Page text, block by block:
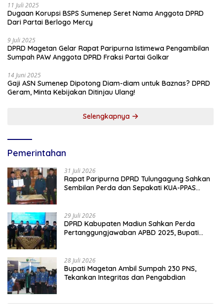
11 Juli 2025
Dugaan Korupsi BSPS Sumenep Seret Nama Anggota DPRD
Dari Partai Berlogo Mercy
9 Juli 2025
DPRD Magetan Gelar Rapat Paripurna Istimewa Pengambilan
Sumpah PAW Anggota DPRD Fraksi Partai Golkar
14 Juni 2025
Gaji ASN Sumenep Dipotong Diam-diam untuk Baznas? DPRD
Geram, Minta Kebijakan Ditinjau Ulang!
Selengkapnya
Pemerintahan
31 Juli 2026
Rapat Paripurna DPRD Tulungagung Sahkan
Sembilan Perda dan Sepakati KUA-PPAS
29 Juli 2026
DPRD Kabupaten Madiun Sahkan Perda
Pertanggungjawaban APBD 2025, Bupati
28 Juli 2026
Bupati Magetan Ambil Sumpah 230 PNS,
Tekankan Integritas dan Pengabdian